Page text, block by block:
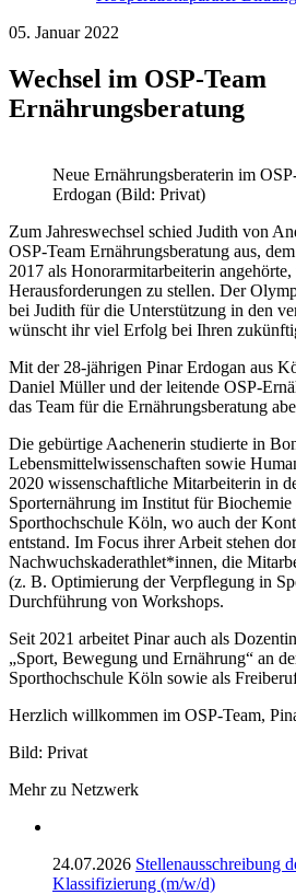
05. Januar 2022
Wechsel im OSP-Team
Ernährungsberatung
Neue Ernährungsberaterin im
Erdogan (Bild: Privat)
Zum Jahreswechsel schied Judith von
OSP-Team Ernährungsberatung aus,
2017 als Honorarmitarbeiterin angehörte,
Herausforderungen zu stellen. Der
bei Judith für die Unterstützung in den
wünscht ihr viel Erfolg bei Ihren
Mit der 28-jährigen Pinar Erdogan aus
Daniel Müller und der leitende OSP-
das Team für die Ernährungsberatung
Die gebürtige Aachenerin studierte in
Lebensmittelwissenschaften sowie
2020 wissenschaftliche Mitarbeiterin in
Sporternährung im Institut für Biochemie
Sporthochschule Köln, wo auch der
entstand. Im Focus ihrer Arbeit stehen
Nachwuchskaderathlet*innen, die
(z. B. Optimierung der Verpflegung in
Durchführung von Workshops.
Seit 2021 arbeitet Pinar auch als
„Sport, Bewegung und Ernährung“ an
Sporthochschule Köln sowie als
Herzlich willkommen im OSP-Team,
Bild: Privat
Mehr zu Netzwerk
24.07.2026 Stellenausschreibung
Klassifizierung (m/w/d)